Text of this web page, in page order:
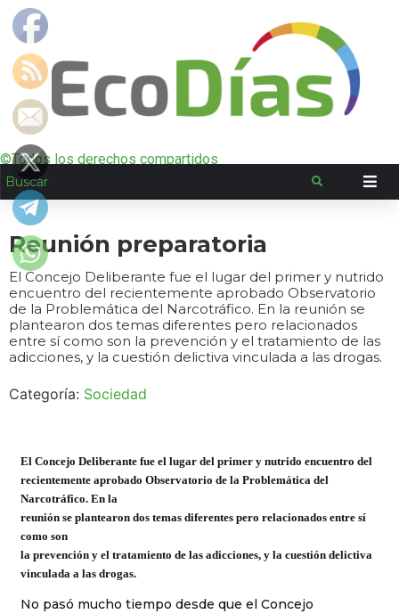
©Todos los derechos compartidos
Reunión preparatoria
El Concejo Deliberante fue el lugar del primer y nutrido
encuentro del recientemente aprobado Observatorio
de la Problemática del Narcotráfico. En la reunión se
plantearon dos temas diferentes pero relacionados
entre sí como son la prevención y el tratamiento de las
adicciones, y la cuestión delictiva vinculada a las drogas.
Categoría: Sociedad
El Concejo Deliberante fue el lugar del primer y nutrido encuentro del
recientemente aprobado Observatorio de la Problemática del
Narcotráfico. En la
reunión se plantearon dos temas diferentes pero relacionados entre sí
como son
la prevención y el tratamiento de las adicciones, y la cuestión delictiva
vinculada a las drogas.
No pasó mucho tiempo desde que el Concejo